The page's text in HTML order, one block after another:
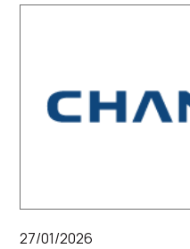
27/01/2026